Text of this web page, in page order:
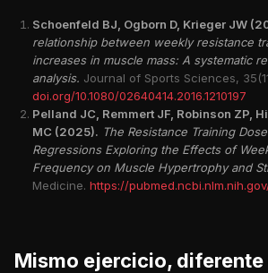
Schoenfeld BJ, Ogborn D, Krieger JW
relationship between weekly resistance
increases in muscle mass: A systematic
analysis. Journal of Sports Sciences,
doi.org/10.1080/02640414.2016.1210197
Pelland JC, Remmert JF, Robinson ZP,
MC (2025). The Resistance Training
Regressions Exploring the Effects of
Frequency on Muscle Hypertrophy and
Medicine. https://
Mismo ejercicio, diferente